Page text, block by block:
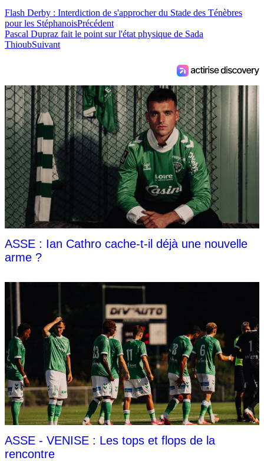
Flash Derby : Interdiction de s'approcher du Stade des Ténèbres
pour les StéphanoisPrécédent
Pascal Dupraz fait le point sur l'état physique de Sada
ThioubSuivant
ASSE : Ian Cathro cache-t-il déjà une nouvelle
arme ?
ASSE - VENISE : Les tops et flops de la
rencontre